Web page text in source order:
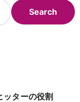
ッターの役割